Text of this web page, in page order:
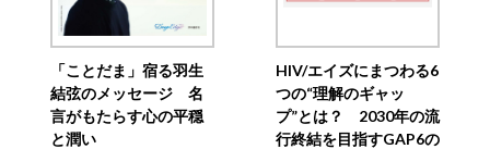
「ことだま」宿る羽生
結弦のメッセージ 名
言がもたらす心の平穏
と潤い
HIV/エイズにまつわる6
つの“理解のギャッ
プ”とは？ 2030年の流
行終結を目指すGAP6の